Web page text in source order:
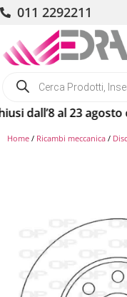
011 2292211
al 23 agosto
Home / Ricambi meccanica /